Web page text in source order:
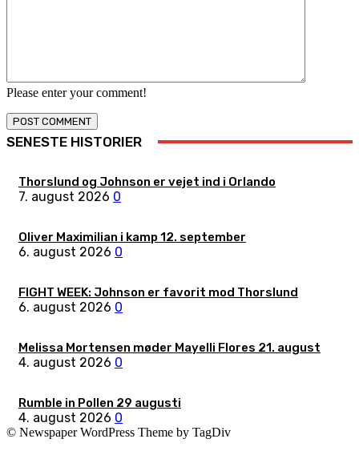
Please enter your comment!
SENESTE HISTORIER
Thorslund og Johnson er vejet ind i Orlando
7. august 2026 0
Oliver Maximilian i kamp 12. september
6. august 2026 0
FIGHT WEEK: Johnson er favorit mod Thorslund
6. august 2026 0
Melissa Mortensen møder Mayelli Flores 21. august
4. august 2026 0
Rumble in Pollen 29 augusti
4. august 2026 0
© Newspaper WordPress Theme by TagDiv